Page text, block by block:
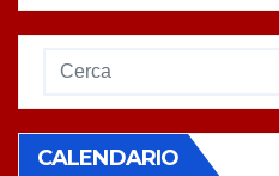
CALENDARIO